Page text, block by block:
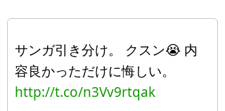
サンガ引き分け。 クスン😭 内
容良かっただけに悔しい。
http://t.co/n3Vv9rtqak